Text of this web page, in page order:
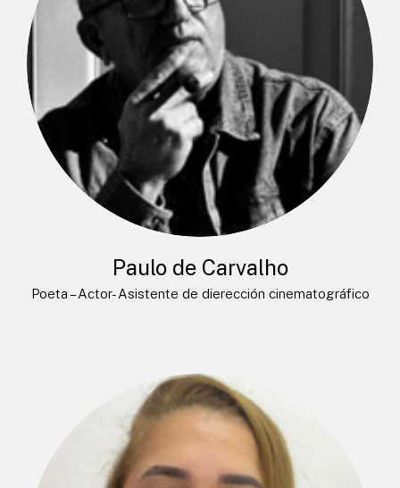
Paulo de Carvalho
Poeta – Actor- Asistente de dierección cinematográfico